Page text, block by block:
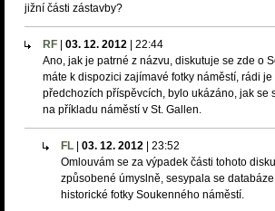
jižní části zástavby?
RF 03. 12. 2012 22:44
Ano, jak je patrné z názvu, diskutuje se zde o
máte k dispozici zajímavé fotky náměstí, rádi
předchozích příspěvcích, bylo ukázáno, jak se
na příkladu náměstí v St. Gallen.
FL 03. 12. 2012 23:52
Omlouvám se za výpadek části tohoto
způsobené úmyslně, sesypala se
historické fotky Soukenného náměstí.